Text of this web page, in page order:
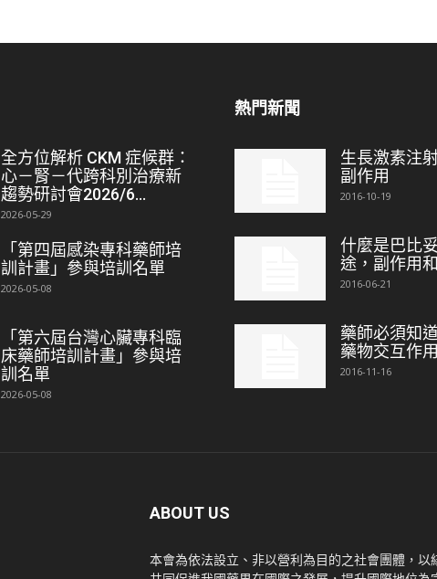
全方位解析 CKM 症候群：
心－腎－代跨科別治療新
趨勢研討會2026/6...
2026-05-29
「第四屆感染專科藥師培
訓計畫」參與培訓名單
2026-05-08
「第六屆台灣心臟專科臨
床藥師培訓計畫」參與培
訓名單
2026-05-08
熱門新聞
生長激素注
副作用
2016-10-19
什麼是巴比
途，副作用
2016-06-21
藥師必須知
藥物交互作用
2016-11-16
ABOUT US
本會為依法設立、非以營利為目的之社會團體，以